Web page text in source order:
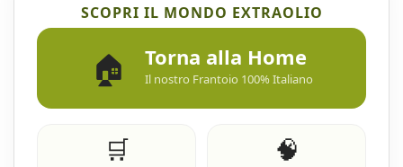
SCOPRI IL MONDO EXTRAOLIO
🏠 Torna alla Home
Il nostro Frantoio 100% Italiano
🛒 🧠